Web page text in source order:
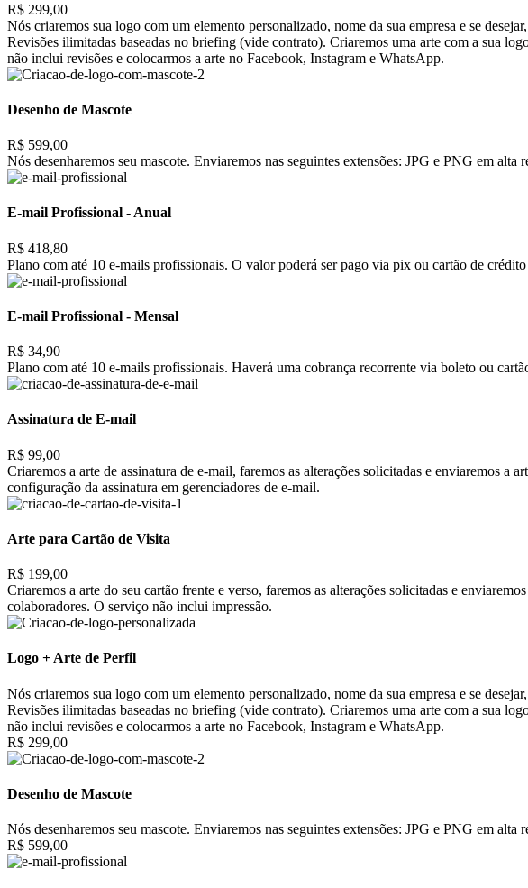
R$ 299,00
Nós criaremos sua logo com um elemento personalizado, nome da sua empresa e se
Revisões ilimitadas baseadas no briefing (vide contrato). Criaremos uma arte com a sua
não inclui revisões e colocarmos a arte no Facebook, Instagram e WhatsApp.
Desenho de Mascote
R$ 599,00
Nós desenharemos seu mascote. Enviaremos nas seguintes extensões: JPG e PNG em
E-mail Profissional - Anual
R$ 418,80
Plano com até 10 e-mails profissionais. O valor poderá ser pago via pix ou cartão de
E-mail Profissional - Mensal
R$ 34,90
Plano com até 10 e-mails profissionais. Haverá uma cobrança recorrente via boleto ou
Assinatura de E-mail
R$ 99,00
Criaremos a arte de assinatura de e-mail, faremos as alterações solicitadas e enviaremos
configuração da assinatura em gerenciadores de e-mail.
Arte para Cartão de Visita
R$ 199,00
Criaremos a arte do seu cartão frente e verso, faremos as alterações solicitadas e
colaboradores. O serviço não inclui impressão.
Logo + Arte de Perfil
Nós criaremos sua logo com um elemento personalizado, nome da sua empresa e se
Revisões ilimitadas baseadas no briefing (vide contrato). Criaremos uma arte com a sua
não inclui revisões e colocarmos a arte no Facebook, Instagram e WhatsApp.
R$ 299,00
Desenho de Mascote
Nós desenharemos seu mascote. Enviaremos nas seguintes extensões: JPG e PNG em
R$ 599,00